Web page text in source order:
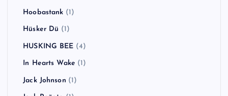
Hoobastank (1)
Hüsker Dü (1)
HUSKING BEE (4)
In Hearts Wake (1)
Jack Johnson (1)